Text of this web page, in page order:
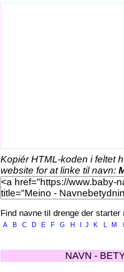
Kopiér HTML-koden i feltet
website for at linke til navn:
Find navne til drenge der starter
A B C D E F G H J K L M
NAVN -